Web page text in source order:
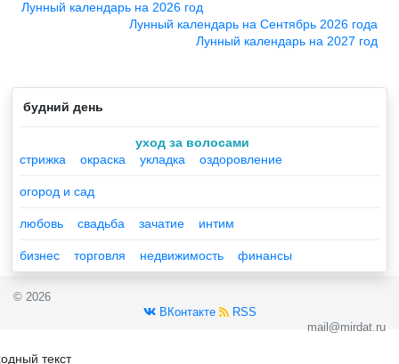
Лунный календарь на 2026 год
Лунный календарь на Сентябрь 2026 года
Лунный календарь на 2027 год
будний день
уход за волосами
стрижка
окраска укладка оздоровление
огород и сад
любовь свадьба зачатие интим
бизнес торговля недвижимость финансы
© 2026
ВКонтакте
RSS
mail@mirdat.ru
текст